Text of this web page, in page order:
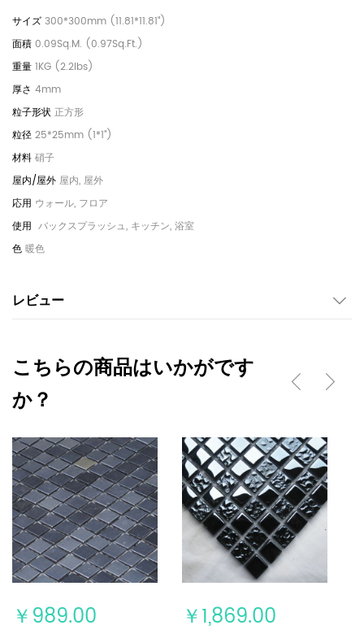
300*300mm (11.81*11.81")
0.09Sq.M. (0.97Sq.Ft.)
1KG (2.2lbs)
4mm
正方形
25*25mm (1*1")
硝子
屋内, 屋外
ウォール, フロア
バックスプラッシュ, キッチン, 浴室
暖色
レビュー
こちらの商品はいかがです
か？
￥989.00 ￥1,869.00